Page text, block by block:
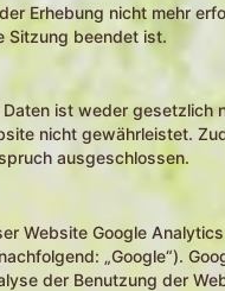
Erhebung nicht mehr
Sitzung beendet ist.
ist weder
nicht gewährleistet.
ausgeschlossen.
Website Google
„Google“).
der Benutzung der